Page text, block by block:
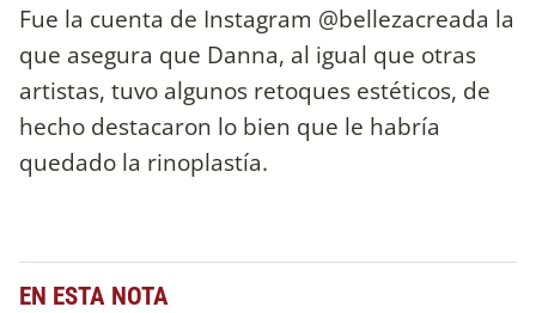
Fue la cuenta de Instagram @bellezacreada la
que asegura que Danna, al igual que otras
artistas, tuvo algunos retoques estéticos, de
hecho destacaron lo bien que le habría
quedado la rinoplastía.
EN ESTA NOTA